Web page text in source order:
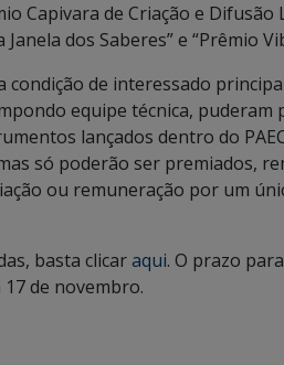
Capivara de Criação e Difusão
dos Saberes” e “Prêmio
condição de interessado
equipe técnica, puderam
lançados dentro do
só poderão ser premiados,
ou remuneração por um
basta clicaraqui. O prazo
17 de novembro.